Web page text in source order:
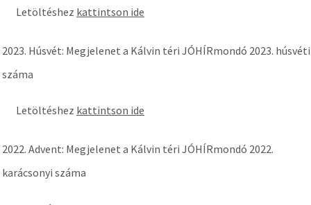
Letöltéshez kattintson ide
2023. Húsvét: Megjelenet a Kálvin téri JÓHÍRmondó 2023. húsvéti
száma
Letöltéshez kattintson ide
2022. Advent: Megjelenet a Kálvin téri JÓHÍRmondó 2022.
karácsonyi száma